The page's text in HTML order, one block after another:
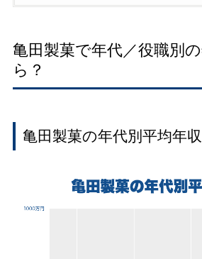
亀田製菓で年代／役職別
ら？
亀田製菓の年代別平均年収